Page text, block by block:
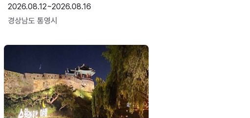
2026.08.12~2026.08.16
경상남도 통영시